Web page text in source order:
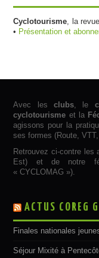
Cyclotourisme, la
• Présentation et
Avec lesclubs, le
cyclotourisme et la
agissons pour la
ses formes (Route,
Retrouvez ci-contre les
Est) et de notre
« CYCLOMAG »).
ACTUS COREG
Finales nationales
Séjour Mixité à